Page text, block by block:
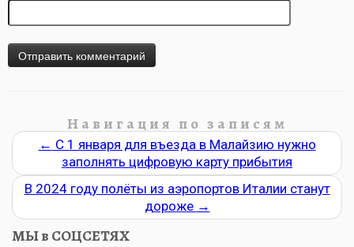
Навигация по записям
← С 1 января для въезда в Малайзию нужно
заполнять цифровую карту прибытия
В 2024 году полёты из аэропортов Италии станут
дороже →
МЫ в СОЦСЕТЯХ